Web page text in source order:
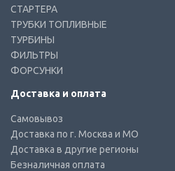
СТАРТЕРА
ТРУБКИ ТОПЛИВНЫЕ
ТУРБИНЫ
ФИЛЬТРЫ
ФОРСУНКИ
Доставка и оплата
Самовывоз
Доставка по г. Москва и МО
Доставка в другие регионы
Безналичная оплата